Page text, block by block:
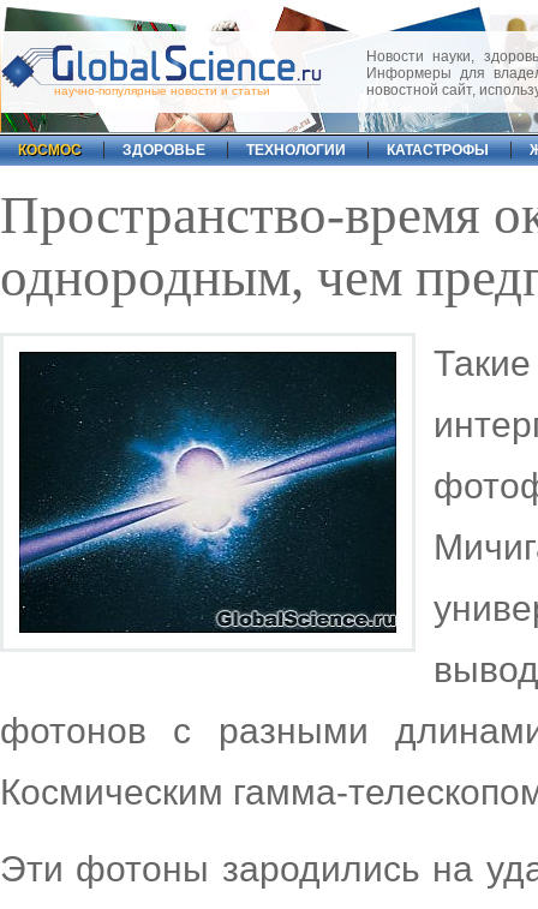
научно-популярные новости и статьи
Новости науки,
Информеры для
новостной сайт,
КОСМОС ЗДОРОВЬЕ ТЕХНОЛОГИИ КАТАСТРОФЫ
Пространство-время
однородным, чем
фотонов с разными
Космическим гамма-
Эти фотоны зародились на